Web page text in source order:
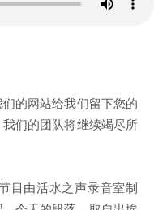
的网站给我们留下您的
们的团队将继续竭尽所
目由活水之声录音室制